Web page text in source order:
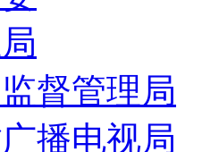
督管理局
播电视局